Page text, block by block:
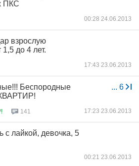
ПКС
00:28 24.06.2013
взрослую
до 4 лет.
17:43 23.06.2013
... 6
Беспородные
141 17:23 23.06.2013
с лайкой, девочка, 5
00:21 23.06.2013